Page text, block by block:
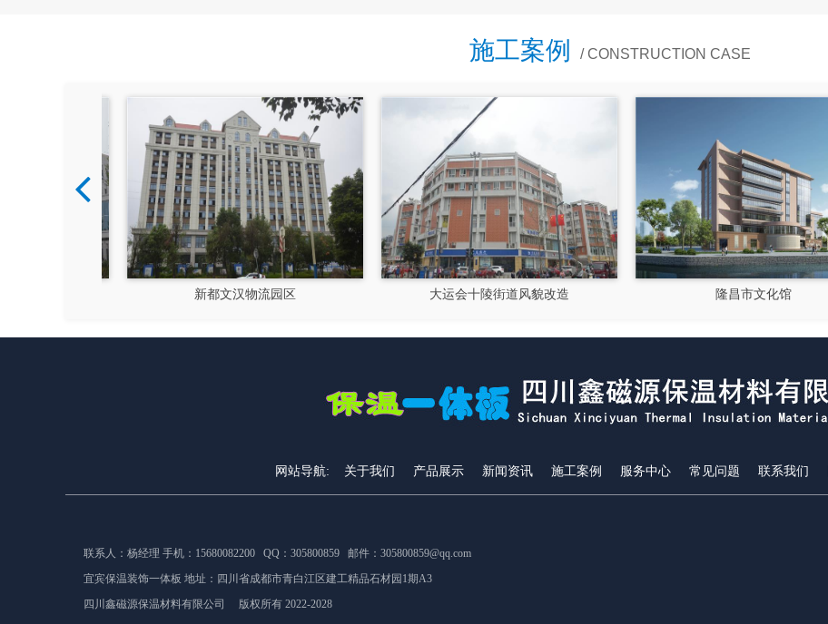
施工案例 / CONSTRUCTION CASE
新都文汉物流园区 大运会十陵街道风貌改造 隆昌市文化馆
网站导航: 关于我们 产品展示 新闻资讯 施工案例 服务中心 常见问题 联系我们
联系人：杨经理 手机：15680082200 QQ：305800859 邮件：305800859@qq.com
宜宾保温装饰一体板 地址： 四川省成都市青白江区建工精品石材园1期A3
四川鑫磁源保温材料有限公司 版权所有 2022-2028